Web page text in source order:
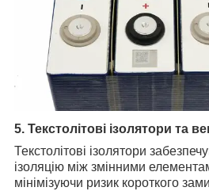
5. Текстолітові ізолятори та
Текстолітові ізолятори
ізоляцію між змінними
мінімізуючи ризик короткого